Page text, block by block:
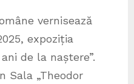
vernisează
expoziția
de la naștere”.
Sala „Theodor